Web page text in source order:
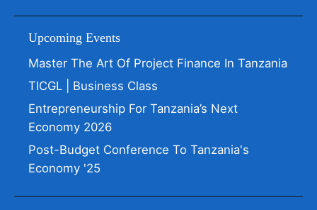
Upcoming Events
Master The Art Of Project Finance In Tanzania
TICGL | Business Class
Entrepreneurship For Tanzania’s Next
Economy 2026
Post-Budget Conference To Tanzania's
Economy '25